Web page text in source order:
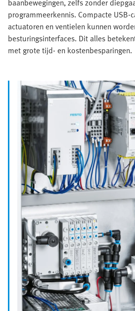
programmeerkennis. Compacte USB-
actuatoren en ventielen kunnen
besturingsinterfaces. Dit alles
met grote tijd- en kostenbesparingen.